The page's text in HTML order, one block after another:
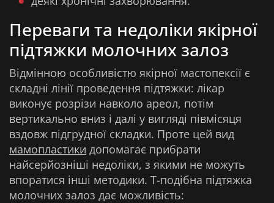
Переваги та недоліки якірної
підтяжки молочних залоз
Відмінною особливістю якірної мастопексії є
складні лінії проведення підтяжки: лікар
виконує розрізи навколо ареол, потім
вертикально вниз і далі у вигляді півмісяця
вздовж підгрудної складки. Проте цей вид
мамопластики допомагає прибрати
найсерйозніші недоліки, з якими не можуть
впоратися інші методики. Т-подібна підтяжка
молочних залоз дає можливість: